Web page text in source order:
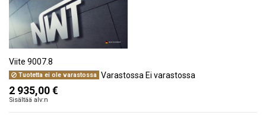
Viite 9007.8
Tuotetta ei ole varastossa Varastossa Ei varastossa
2 935,00 €
Sisältää alv:n